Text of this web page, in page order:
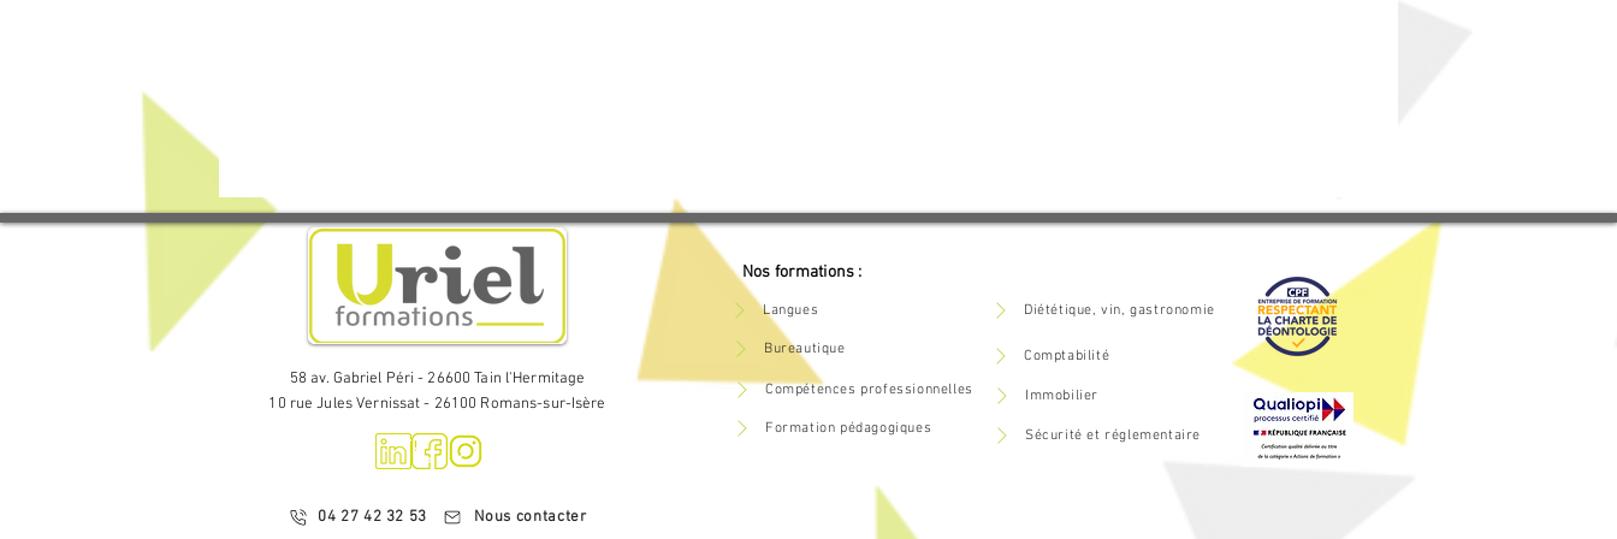
58 av. Gabriel Péri - 26600 Tain l'Hermitage
10 rue Jules Vernissat - 26100 Romans-sur-Isère
Nos formations :
Langues Diététique, vin, gastronomie
Comptabilité
Immobilier
Sécurité et réglementaire
04 27 42 32 53 Nous contacter
Bureautique
Compétences professionnelles
Formation pédagogiques